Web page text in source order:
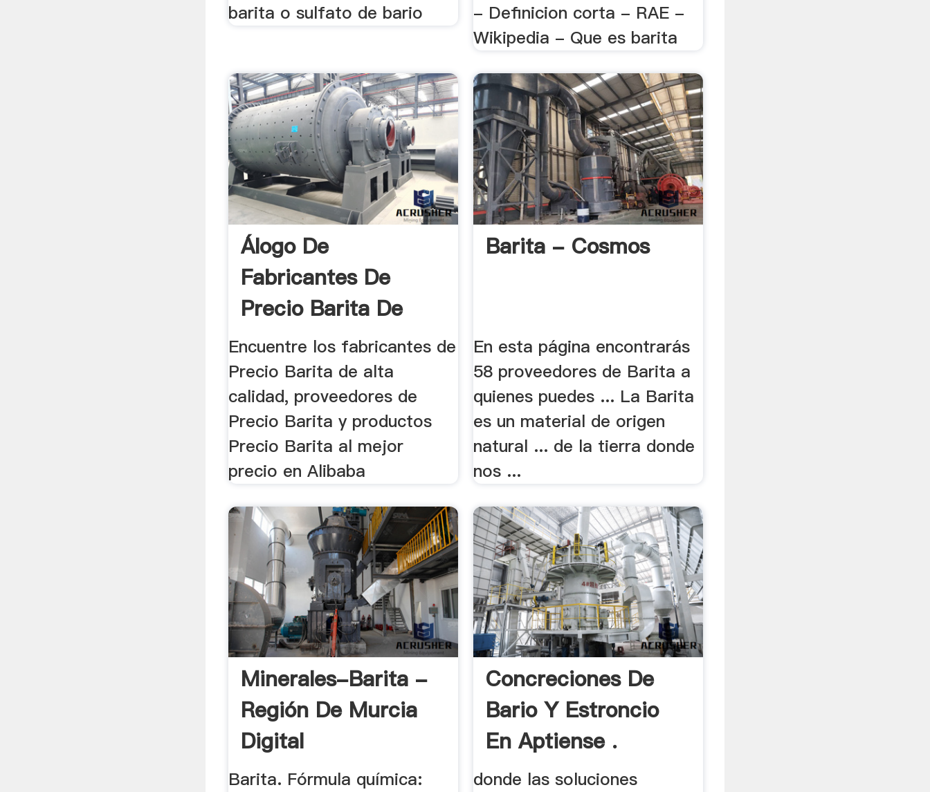
barita o sulfato de bario
- Definicion corta - RAE -
Wikipedia - Que es barita
Álogo De
Fabricantes De
Precio Barita De
Alta .
Encuentre los fabricantes de
Precio Barita de alta
calidad, proveedores de
Precio Barita y productos
Precio Barita al mejor
precio en Alibaba
Barita - Cosmos
En esta página encontrarás
58 proveedores de Barita a
quienes puedes ... La Barita
es un material de origen
natural ... de la tierra donde
nos ...
Minerales-Barita -
Región De Murcia
Digital
Barita. Fórmula química:
Concreciones De
Bario Y Estroncio
En Aptiense .
donde las soluciones